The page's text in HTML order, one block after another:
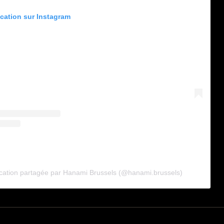
sur Instagram
partagée par Hanami Brussels (@hanami.brussels)